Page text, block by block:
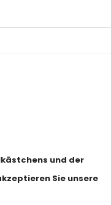
und der
Sie unsere